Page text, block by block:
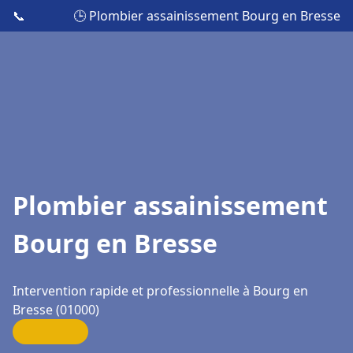
📞 🕒 Plombier assainissement Bourg en Bresse
Plombier assainissement
Bourg en Bresse
Intervention rapide et professionnelle à Bourg en
Bresse (01000)